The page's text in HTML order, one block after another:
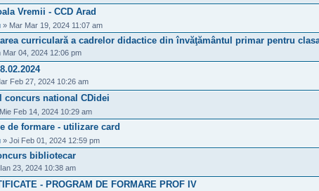
Vremii - CCD Arad
» Mar Mar 19, 2024 11:07 am
curriculară a cadrelor didactice din învăţământul primar pentru
Mar 04, 2024 12:06 pm
Feb 27, 2024 10:26 am
concurs national CDidei
Feb 14, 2024 10:29 am
de formare - utilizare card
» Joi Feb 01, 2024 12:59 pm
bibliotecar
23, 2024 10:38 am
- PROGRAM DE FORMARE PROF IV